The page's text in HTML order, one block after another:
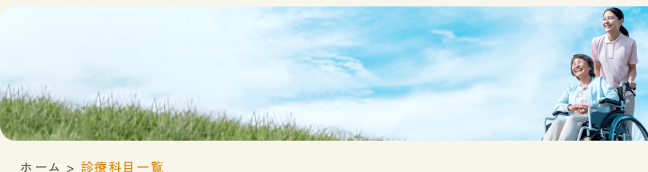
ホーム > 診療科目一覧